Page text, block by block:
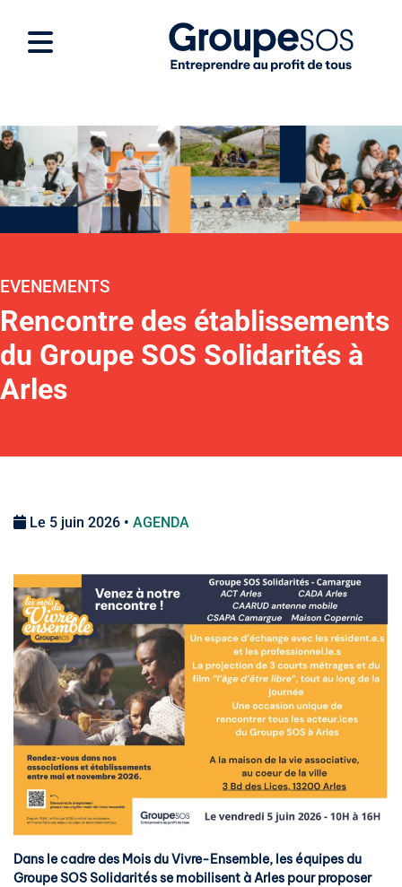
EVENEMENTS
Rencontre des établissements
du Groupe SOS Solidarités à
Arles
Le 5 juin 2026 • AGENDA
Dans le cadre des Mois du Vivre-Ensemble, les équipes du
Groupe SOS Solidarités se mobilisent à Arles pour proposer